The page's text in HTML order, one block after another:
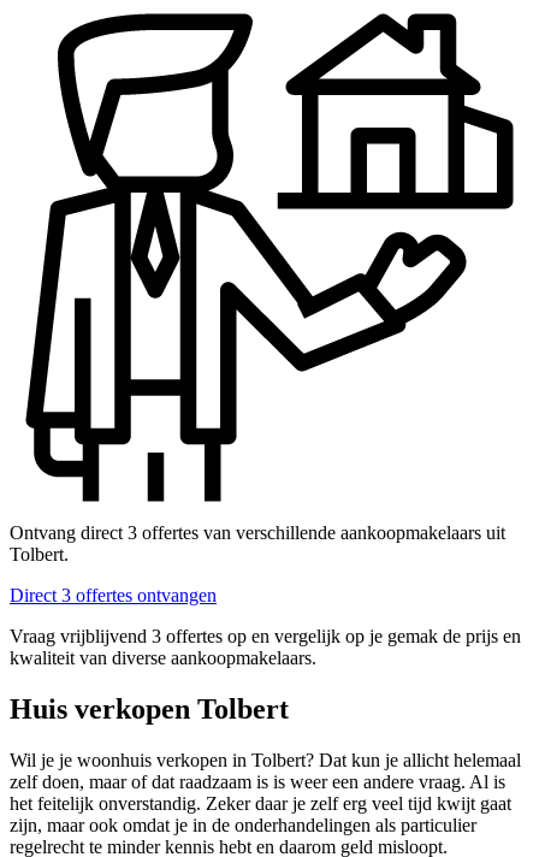
Ontvang direct 3 offertes van verschillende aankoopmakelaars uit
Tolbert.
Direct 3 offertes ontvangen
Vraag vrijblijvend 3 offertes op en vergelijk op je gemak de prijs en
kwaliteit van diverse aankoopmakelaars.
Huis verkopen Tolbert
Wil je je woonhuis verkopen in Tolbert? Dat kun je allicht helemaal
zelf doen, maar of dat raadzaam is is weer een andere vraag. Al is
het feitelijk onverstandig. Zeker daar je zelf erg veel tijd kwijt gaat
zijn, maar ook omdat je in de onderhandelingen als particulier
regelrecht te minder kennis hebt en daarom geld misloopt.